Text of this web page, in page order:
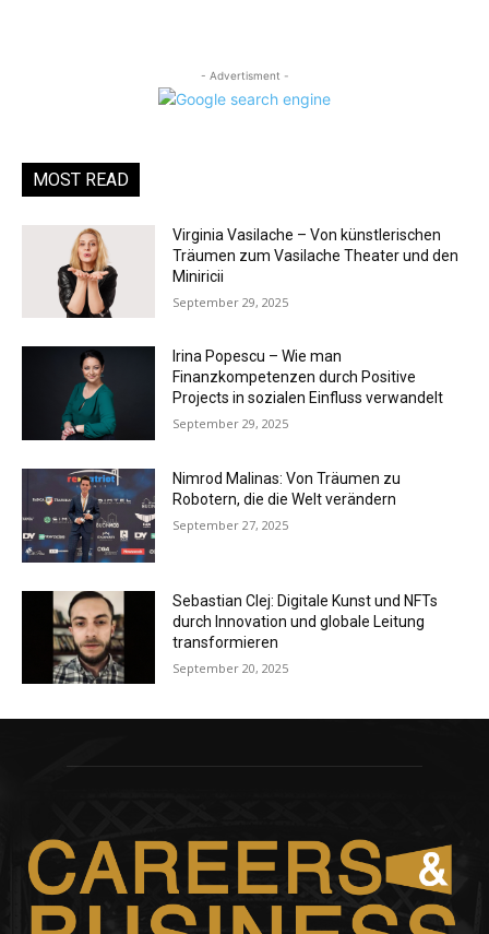
- Advertisment -
MOST READ
Virginia Vasilache – Von künstlerischen
Träumen zum Vasilache Theater und den
Miniricii
September 29, 2025
Irina Popescu – Wie man
Finanzkompetenzen durch Positive
Projects in sozialen Einfluss verwandelt
September 29, 2025
Nimrod Malinas: Von Träumen zu
Robotern, die die Welt verändern
September 27, 2025
Sebastian Clej: Digitale Kunst und NFTs
durch Innovation und globale Leitung
transformieren
September 20, 2025